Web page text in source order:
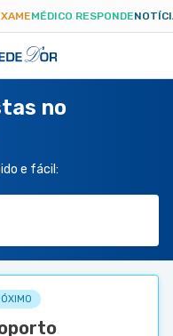
MÉDICO RESPONDE
no
e fácil: